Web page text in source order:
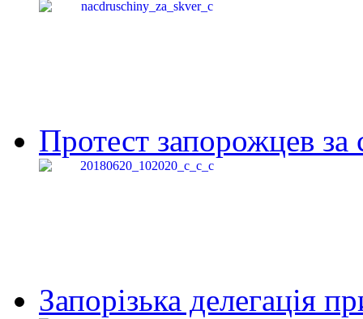
Протест запорожцев за
Запорізька делегація